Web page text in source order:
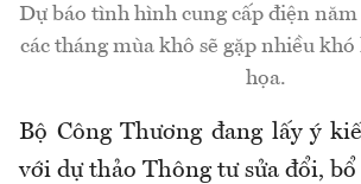
Dự báo tình hình cung cấp điện năm
các tháng mùa khô sẽ gặp nhiều
họa.
Bộ Công Thương đang lấy ý
với dự thảo Thông tư sửa đổi,